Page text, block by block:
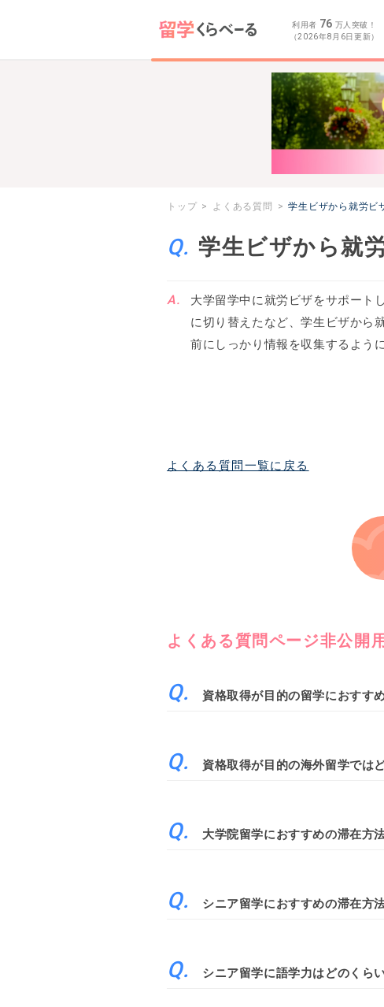
利用者 76 万人突破！
（2026年8月6日更新）
トップ よくある質問 学生ビザから就労ビ
学生ビザから就
大学留学中に就労ビザをサポート
に切り替えたなど、学生ビザから
前にしっかり情報を収集するよう
よくある質問一覧に戻る
よくある質問ページ非公開
資格取得が目的の留学におすす
資格取得が目的の海外留学では
大学院留学におすすめの滞在方
シニア留学におすすめの滞在方
シニア留学に語学力はどのくら